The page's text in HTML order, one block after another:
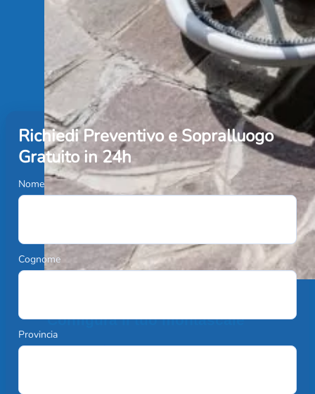
Configura il tuo montascale
Scopri di più
Richiedi Preventivo e Sopralluogo
Gratuito in 24h
Nome
Cognome
Provincia